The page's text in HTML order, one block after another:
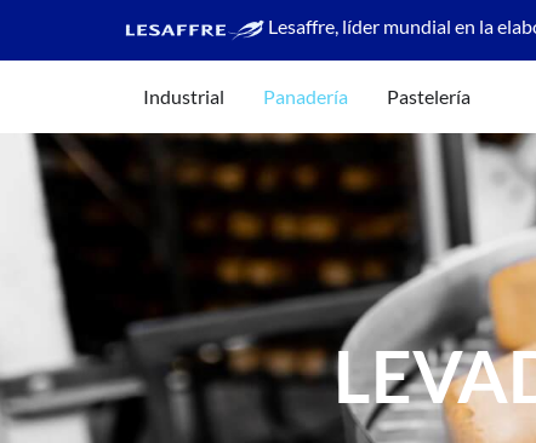
Lesaffre, líder mundial en la
Industrial Panadería Pastelería